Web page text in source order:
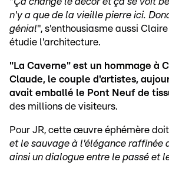
n'y a que de la vieille pierre ici.
génial", s'enthousiasme aussi
étudie l'architecture.
"La Caverne" est un hommage à
Claude, le couple d'artistes,
avait emballé le Pont Neuf de
des millions de visiteurs.
Pour JR, cette œuvre éphémère
et le sauvage à l'élégance raffinée
ainsi un dialogue entre le passé et